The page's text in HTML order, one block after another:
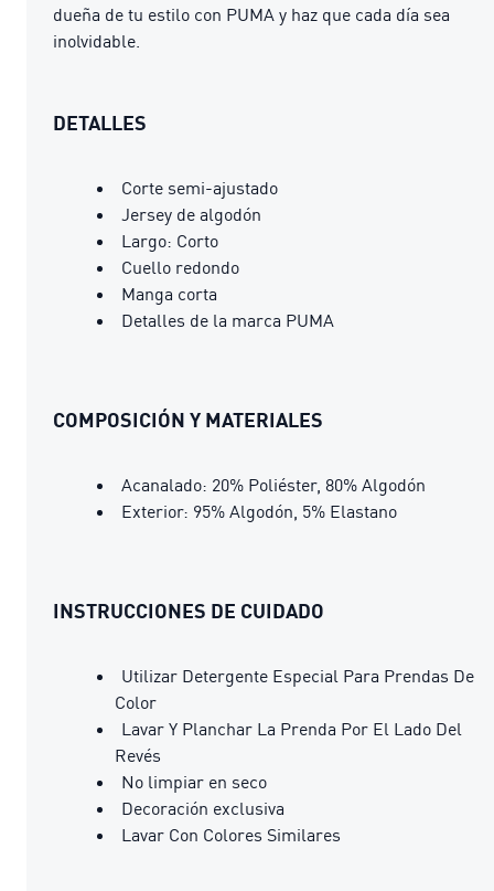
dueña de tu estilo con PUMA y haz que cada día sea
inolvidable.
DETALLES
Corte semi-ajustado
Jersey de algodón
Largo: Corto
Cuello redondo
Manga corta
Detalles de la marca PUMA
COMPOSICIÓN Y MATERIALES
Acanalado: 20% Poliéster, 80% Algodón
Exterior: 95% Algodón, 5% Elastano
INSTRUCCIONES DE CUIDADO
Utilizar Detergente Especial Para Prendas De
Color
Lavar Y Planchar La Prenda Por El Lado Del
Revés
No limpiar en seco
Decoración exclusiva
Lavar Con Colores Similares